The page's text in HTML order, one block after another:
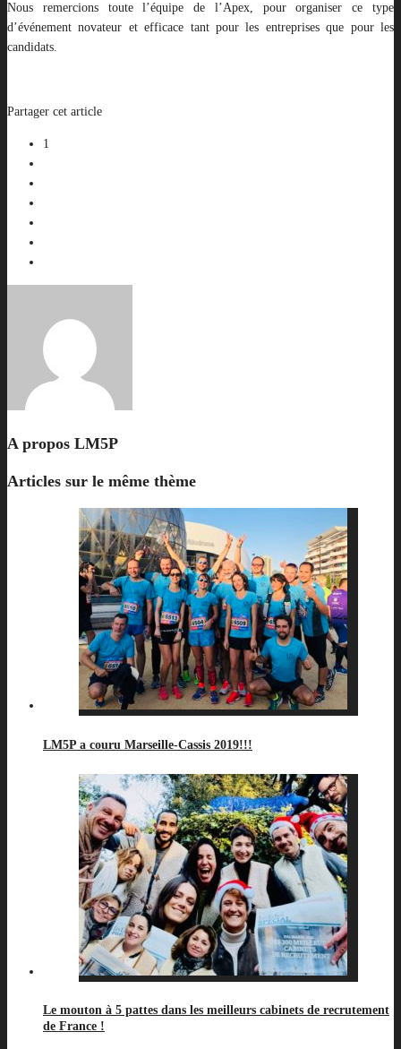
Nous remercions toute l’équipe de l’Apex, pour organiser ce type
d’événement novateur et efficace tant pour les entreprises que pour les
candidats.
Partager cet article
1
A propos LM5P
Articles sur le même thème
LM5P a couru Marseille-Cassis 2019!!!
Le mouton à 5 pattes dans les meilleurs cabinets de recrutement
de France !